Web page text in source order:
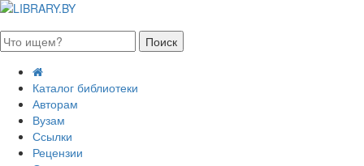
Каталог библиотеки
Авторам
Вузам
Ссылки
Рецензии